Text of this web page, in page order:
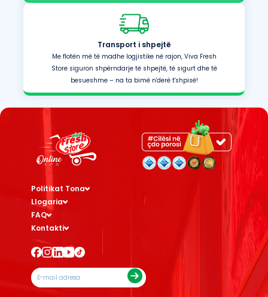
Transport i shpejtë
Me flotën më të madhe logjistike në rajon, Viva Fresh
Store siguron shpërndarje të shpejtë, të sigurt dhe të
besueshme – na ta bimë n'derë t'shpisë!
Politikat Tona
Llogaria
FAQ
Kontakti